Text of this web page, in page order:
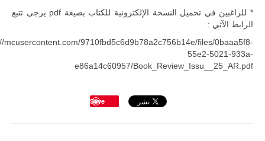
* للراغبين في تحميل النسخة الإلكترونية للكتاب بصيغة pdf يرجى تتبع
الرابط الآتي :
mcusercontent.com/9710fbd5c6d9b78a2c756b14e/files/0baaa5f8-
55e2-5021-933a-
e86a14c60957/Book_Review_Issu__25_AR.pdf
Save